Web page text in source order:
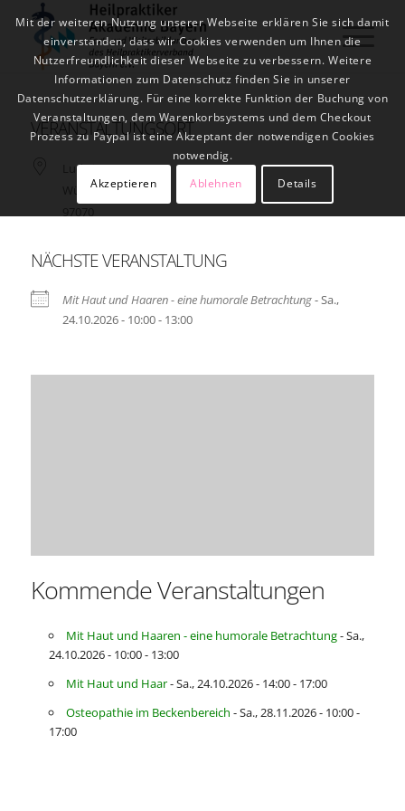
VERANSTALTUNGSORT
Ludwigstr. 17
Würzburg
NÄCHSTE VERANSTALTUNG
Mit Haut und Haaren - eine humorale Betrachtung- Sa.,
24.10.2026 - 10:00 - 13:00
Kommende Veranstaltungen
Mit Haut und Haaren - eine humorale Betrachtung- Sa.,
24.10.2026 - 10:00 - 13:00
Mit Haut und Haar- Sa., 24.10.2026 - 14:00 - 17:00
Osteopathie im Beckenbereich - Sa., 28.11.2026 - 10:00 -
17:00
Mit der weiteren Nutzung unserer Webseite erklären Sie sich damit
einverstanden, dass wir Cookies verwenden um Ihnen die
Nutzerfreundlichkeit dieser Webseite zu verbessern. Weitere
Informationen zum Datenschutz finden Sie in unserer
Datenschutzerklärung. Für eine korrekte Funktion der Buchung von
Veranstaltungen, dem Warenkorbsystems und dem Checkout
Prozess zu Paypal ist eine Akzeptant der notwendigen Cookies
notwendig.
Akzeptieren
Ablehnen Details